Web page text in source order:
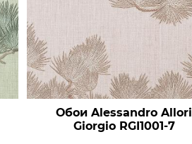
Обои Alessandro Allori
GiorgioRGI1001-7